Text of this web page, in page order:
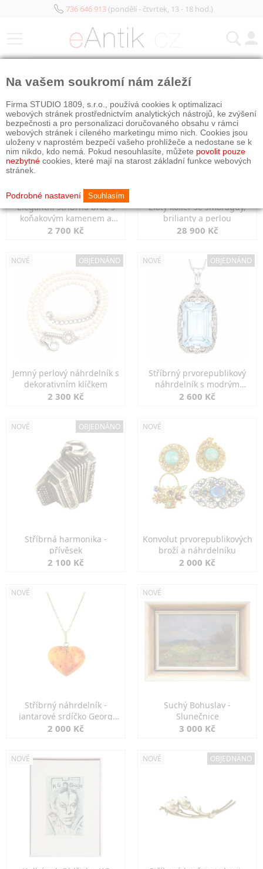
736 646 913(pondělí - čtvrtek, 13 - 18 hod.)
Elegantní stříbrná brož s
koňakovým kamenem a
markazity
2 700 Kč
Zlatý kolier se smaragdy,
brilianty a perlou
28 900 Kč
NOVÉ OBJEDNÁNO
Jemný perlový náhrdelník s
dekorativním klíčkem
2 300 Kč
NOVÉ OBJEDNÁNO
Stříbrný prvorepublikový
náhrdelník s modrým
spinelem
2 600 Kč
NOVÉ OBJEDNÁNO
Stříbrná harmonika -
přívěsek
2 100 Kč
NOVÉ
Konvolut prvorepublikových
broží a náhrdelníku
2 000 Kč
NOVÉ
Stříbrný náhrdelník -
jantarové srdíčko Georg
Kramer
2 000 Kč
NOVÉ
Suchý Bohuslav -
Slunečnice
3 000 Kč
NOVÉ NOVÉ OBJEDNÁNO
Na vašem soukromí nám záleží
Firma STUDIO 1809, s.r.o., používá cookies k optimalizaci
webových stránek prostřednictvím analytických nástrojů, ke zvýšení
bezpečnosti a pro personalizaci doručovaného obsahu v rámci
webových stránek i cíleného marketingu mimo nich. Cookies jsou
uloženy v naprostém bezpečí vašeho prohlížeče a nedostane se k
nim nikdo, kdo nemá. Pokud nesouhlasíte, můžete povolit pouze
nezbytné cookies, které mají na starost základní funkce webových
stránek.
Podrobné nastavení Souhlasím